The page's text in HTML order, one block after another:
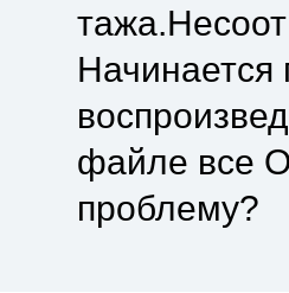
файле все
проблему?